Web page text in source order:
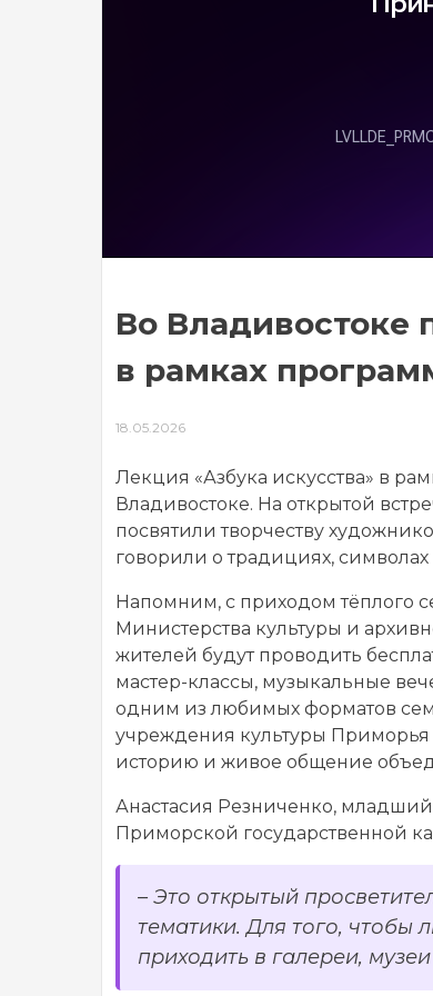
Во Владивостоке
в рамках
18.05.2026
Лекция «Азбука искусства» в
Владивостоке. На открытой
посвятили творчеству
говорили о традициях, символах
Напомним, с приходом тёплого
Министерства культуры и
жителей будут проводить
мастер-классы, музыкальные
одним из любимых форматов
учреждения культуры Приморья
историю и живое общение
Анастасия Резниченко, младший
Приморской государственной
– Это открытый
тематики. Для того, чтобы
приходить в галереи,